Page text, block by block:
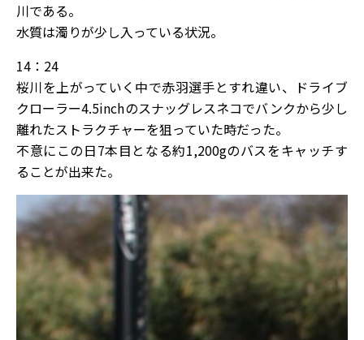
川である。
水質は濁りが少し入っている状況。
14：24
桜川を上がっていく中で赤羽選手とすれ違い、ドライブ
クローラー4.5inchのスナッグレスネコでバンクから少し
離れたストラクチャーを狙っていた時だった。
不意にこの日7本目となる約1,200gのバスをキャッチす
ることが出来た。